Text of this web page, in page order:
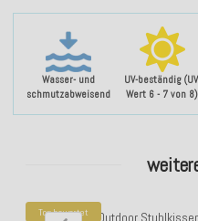
Wasser- und
schmutzabweisend
UV-beständig
Wert 6 - 7 von 8)
Top bewertet
H.O.C.K. Gary Outdoor